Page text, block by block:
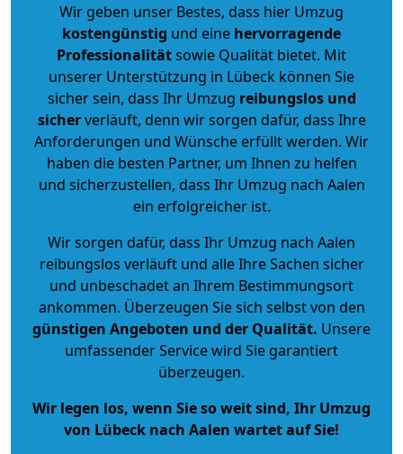
Wir geben unser Bestes, dass hier Umzug
kostengünstig und eine hervorragende
Professionalitätsowie Qualität bietet. Mit
unserer Unterstützung in Lübeck können Sie
sicher sein, dass Ihr Umzug reibungslos und
sicherverläuft, denn wir sorgen dafür, dass Ihre
Anforderungen und Wünsche erfüllt werden. Wir
haben die besten Partner, um Ihnen zu helfen
und sicherzustellen, dass Ihr Umzug nach Aalen
ein erfolgreicher ist.
Wir sorgen dafür, dass Ihr Umzug nach Aalen
reibungslos verläuft und alle Ihre Sachen sicher
und unbeschadet an Ihrem Bestimmungsort
ankommen. Überzeugen Sie sich selbst von den
günstigen Angeboten und der Qualität. Unsere
umfassender Service wird Sie garantiert
überzeugen.
Wir legen los, wenn Sie so weit sind, Ihr Umzug
von Lübeck nach Aalen wartet auf Sie!